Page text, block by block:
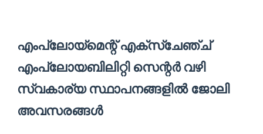
എംപ്ലോയ്മെന്റ് എക്സ്ചേഞ്ച്
എംപ്ലോയബിലിറ്റി സെന്റർ വഴി
സ്വകാര്യ സ്ഥാപനങ്ങളിൽ ജോലി
അവസരങ്ങൾ